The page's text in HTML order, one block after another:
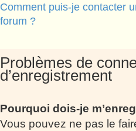
Comment puis-je contacter
forum ?
Problèmes de
d’enregistrement
Pourquoi dois-je
Vous pouvez ne pas le